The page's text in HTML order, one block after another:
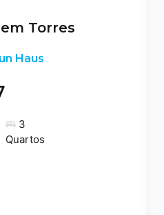
Torres
Haus
3
Quartos